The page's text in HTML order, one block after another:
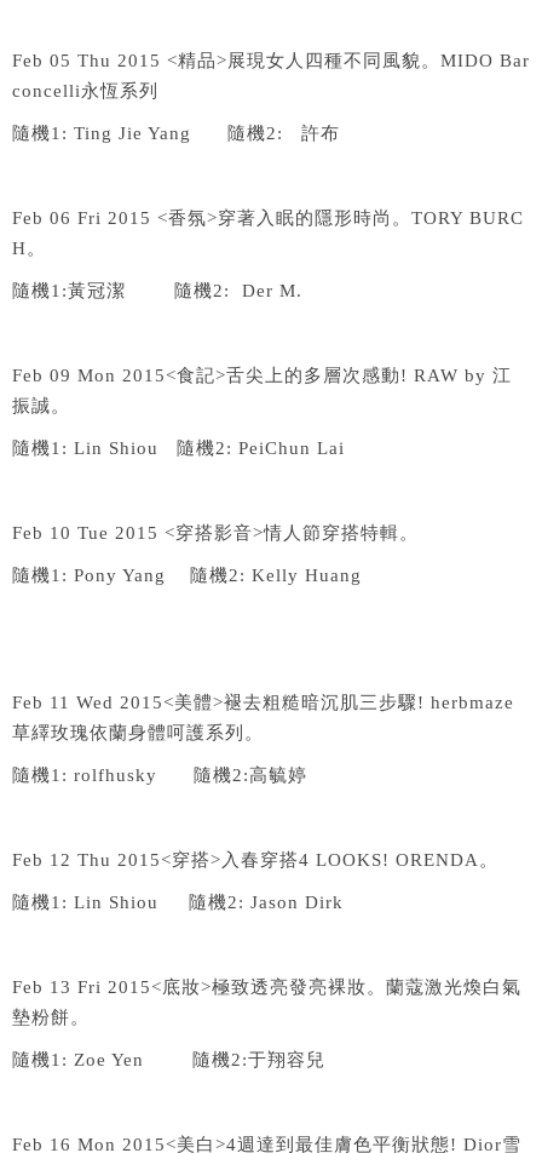
Feb 05 Thu 2015 <精品>展現女人四種不同風貌。 MIDO Bar
concelli永恆系列
隨機1: Ting Jie Yang 隨機2: 許布
Feb 06 Fri 2015 <香氛>穿著入眠的隱形時尚。 TORY BURC
H。
隨機1:黃冠潔 隨機2: Der M.
Feb 09 Mon 2015<食記>舌尖上的多層次感動! RAW by 江
振誠。
隨機1: Lin Shiou 隨機2: PeiChun Lai
Feb 10 Tue 2015 <穿搭影音>情人節穿搭特輯。
隨機1: Pony Yang 隨機2: Kelly Huang
Feb 11 Wed 2015<美體>褪去粗糙暗沉肌三步驟! herbmaze
草繹玫瑰依蘭身體呵護系列。
隨機1: rolfhusky 隨機2:高毓婷
Feb 12 Thu 2015<穿搭> 入春穿搭4 LOOKS! ORENDA 。
隨機1: Lin Shiou 隨機2: Jason Dirk
Feb 13 Fri 2015<底妝>極致透亮發亮裸妝。蘭蔻激光煥白氣
墊粉餅。
隨機1: Zoe Yen 隨機2:于翔容兒
Feb 16 Mon 2015<美白>4週達到最佳膚色平衡狀態! Dior雪